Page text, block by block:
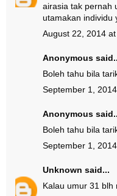
airasia tak pernah
utamakan individu
August 22, 2014
Anonymous
Boleh tahu bila
September 1,
Anonymous
Boleh tahu bila
September 1,
Unknown said...
Kalau umur 31 blh